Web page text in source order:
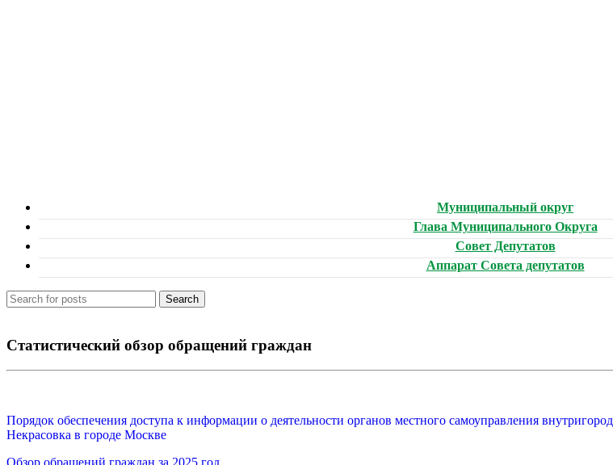
Муниципальный округ
Глава Муниципального Округа
Совет Депутатов
Аппарат Совета депутатов
Search
Статистический обзор обращений граждан
Порядок обеспечения доступа к информации о деятельности органов местного самоуправления
Некрасовка в городе Москве